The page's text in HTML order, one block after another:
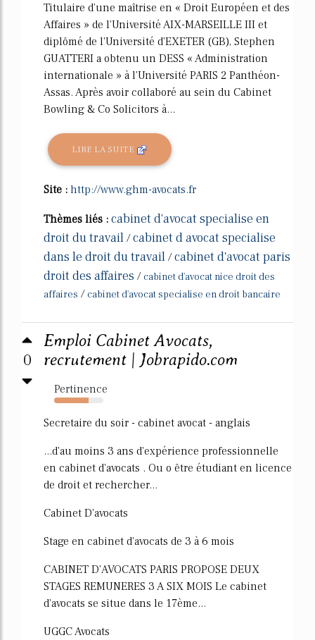
Titulaire d'une maîtrise en « Droit Européen et des
Affaires » de l'Université AIX-MARSEILLE III et
diplômé de l'Université d'EXETER (GB), Stephen
GUATTERI a obtenu un DESS « Administration
internationale » à l'Université PARIS 2 Panthéon-
Assas. Après avoir collaboré au sein du Cabinet
Bowling & Co Solicitors à...
LIRE LA SUITE
Site : http://www.ghm-avocats.fr
Thèmes liés : cabinet d'avocat specialise en
droit du travail /cabinet d avocat specialise
dans le droit du travail /cabinet d'avocat paris
droit des affaires / cabinet d'avocat nice droit des
affaires / cabinet d'avocat specialise en droit bancaire
0
Emploi Cabinet Avocats,
recrutement | Jobrapido.com
Pertinence
70%
Secretaire du soir - cabinet avocat - anglais
...d'au moins 3 ans d'expérience professionnelle
en cabinet d'avocats . Ou o être étudiant en licence
de droit et rechercher...
Cabinet D'avocats
Stage en cabinet d'avocats de 3 à 6 mois
CABINET D'AVOCATS PARIS PROPOSE DEUX
STAGES REMUNERES 3 A SIX MOIS Le cabinet
d'avocats se situe dans le 17ème...
UGGC Avocats